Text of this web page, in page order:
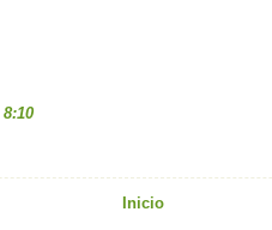
8:10
Inicio